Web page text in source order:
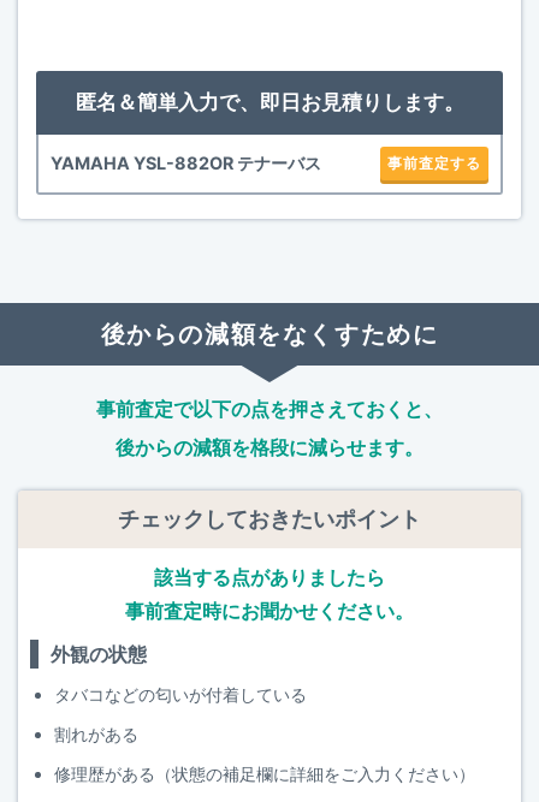
匿名＆簡単入力で、即日お見積りします。
YAMAHA YSL-882OR テナーバス 事前査定する
後からの減額をなくすために
事前査定で以下の点を押さえておくと、
後からの減額を格段に減らせます。
チェックしておきたいポイント
該当する点がありましたら
事前査定時にお聞かせください。
外観の状態
タバコなどの匂いが付着している
割れがある
修理歴がある（状態の補足欄に詳細をご入力ください）